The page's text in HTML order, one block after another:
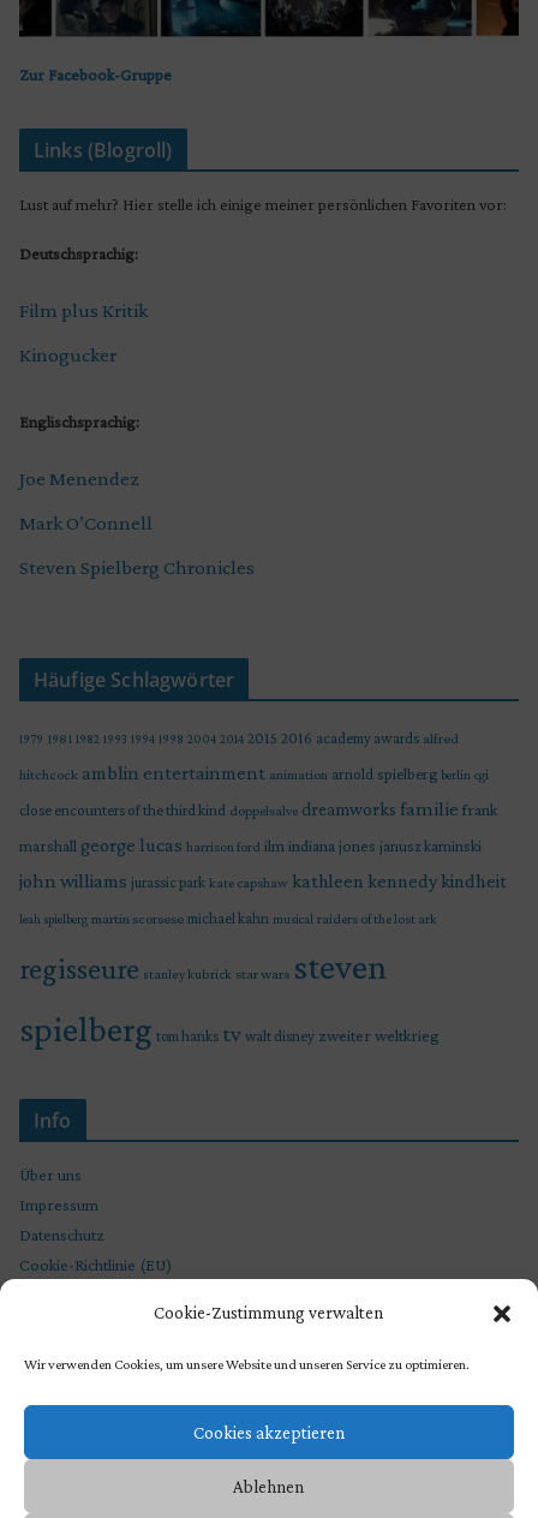
Cookie-Zustimmung verwalten
Wir verwenden Cookies, um unsere Website und unseren Service zu optimieren.
Cookies akzeptieren
Ablehnen
Zur Facebook-Gruppe
Links (Blogroll)
Lust auf mehr? Hier stelle ich einige meiner persönlichen Favoriten vor:
Deutschsprachig:
Film plus Kritik
Kinogucker
Englischsprachig:
Joe Menendez
Mark O’Connell
Steven Spielberg Chronicles
Häufige Schlagwörter
1979 1981 1982 1993 1994 1998 2004 2014 2015 2016 academy awards alfred
hitchcock amblin entertainment animation arnold spielberg berlin cgi
close encounters of the third kind doppelsalve dreamworks familie frank
marshall george lucas harrison ford ilm indiana jones janusz kaminski
john williams jurassic park kate capshaw kathleen kennedy kindheit
leah spielberg martin scorsese michael kahn musical raiders of the lost ark
regisseure stanley kubrick star wars steven
spielberg tom hanks tv walt disney zweiter weltkrieg
Info
Über uns
Impressum
Datenschutz
Cookie-Richtlinie (EU)